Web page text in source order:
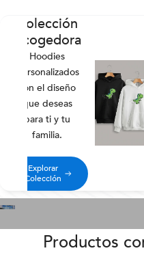
Colección
Acogedora
Hoodies
personalizados
con el diseño
que deseas
para ti y tu
familia.
Explorar
Colección
Productos